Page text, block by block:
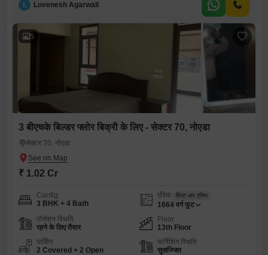
L Lovenesh Agarwall
5
3 बीएचके बिल्डर फ्लोर बिक्री के लिए - सेक्टर 70, नोएडा
सेक्टर 70, नोएडा
₹ 1.02 Cr
Config
3 BHK + 4 Bath
एरिया बिल्ट-अप एरिया
1664 वर्ग फुट
पॉसेशन स्थिति
रहने के लिए तैयार
Floor
13th Floor
पार्किंग
2 Covered + 2 Open
फर्निशिंग स्थिति
सुसज्जित